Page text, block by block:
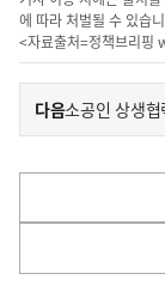
에 따라 처벌될 수 있습
<자료출처=정책브리핑
이
전
다
음
다음기
소공인 상생